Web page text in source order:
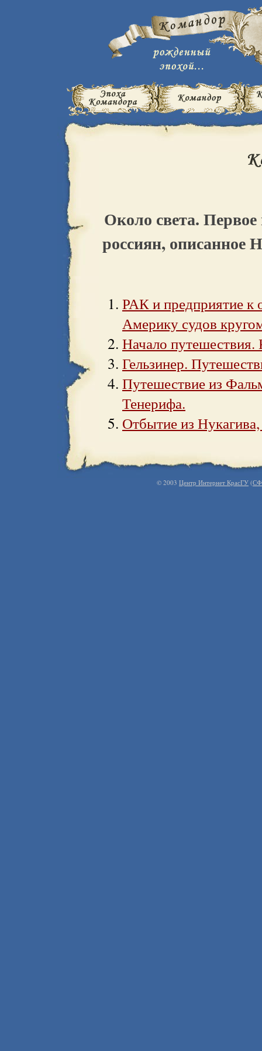
Около света.
россиян, описанное
РАК и предприятие к
Америку судов
Начало путешествия.
Гельзинер.
Путешествие из
Тенерифа.
Отбытие из
© 2003 Центр Интернет КрасГУ (